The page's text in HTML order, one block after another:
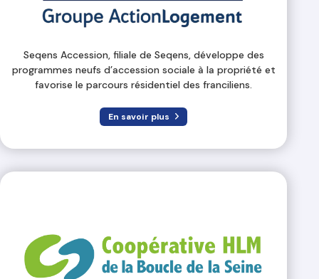
Seqens Accession, filiale de Seqens, développe des
programmes neufs d’accession sociale à la propriété et
favorise le parcours résidentiel des franciliens.
En savoir plus